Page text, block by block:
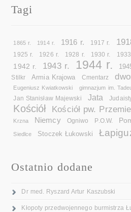
Tagi
1865 r. 1914 r. 1916 r. 1917 r.
1925 r. 1926 r. 1928 r. 1930 r. 1933
1942 r. 1943 r. 1944 r.
Stilkr
Armia Krajowa Cmentarz
Eugeniusz Kwiatkowski gimnazjum im.
Jan Stanisław Majewski Jata
Kościół Kościół pw.
Krzna Niemcy Ogniwo P.O.W.
Siedlce Stoczek Łukowski
Ostatnio dodane
Dr med. Ryszard Artur Kaszubski
Kłopoty przedwojennego burmistrza